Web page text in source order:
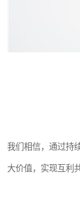
我们相信，通过持
大价值，实现互利